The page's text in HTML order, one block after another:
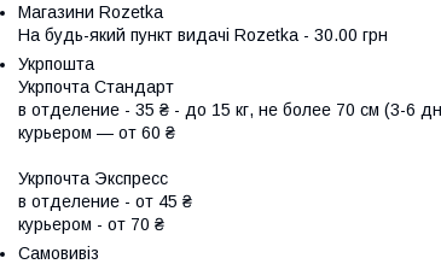
Магазини Rozetka
На будь-який пункт видачі Rozetka - 30.00 грн
Укрпошта
Укрпочта Стандарт
в отделение - 35 ₴ - до 15 кг, не более 70 см (3-6
курьером — от 60 ₴
Укрпочта Экспресс
в отделение - от 45 ₴
курьером - от 70 ₴
Самовивіз